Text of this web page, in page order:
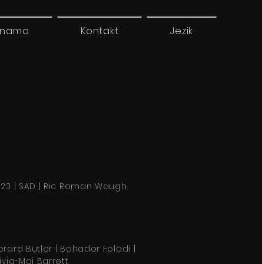
Kontakt Jezik
| SAD | Ric Roman Waugh
Butler | Bahador Foladi |
Mai Barrett